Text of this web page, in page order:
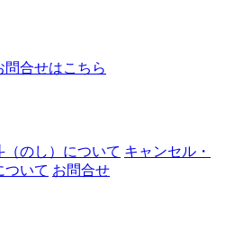
合せはこちら
（のし）について キャンセル・
ついて お問合せ